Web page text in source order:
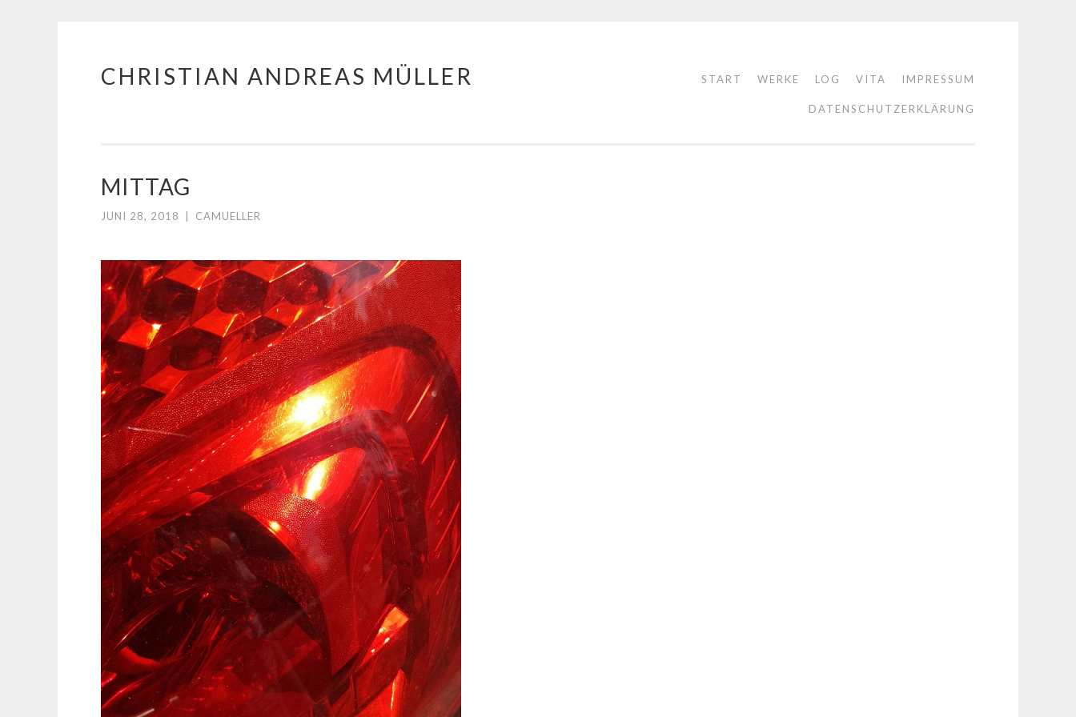
Zum
CHRISTIAN ANDREAS MÜLLER START WERKE LOG VITA IMPRESSUM
DATENSCHUTZERKLÄRUNG
MITTAG
JUNI 28, 2018 CAMUELLER